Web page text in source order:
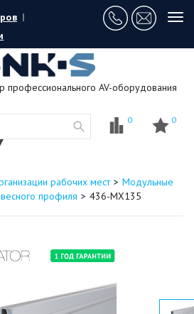
|
профессионального AV-оборудования
0 0
рабочих мест
Модульные
профиля
436-MX135